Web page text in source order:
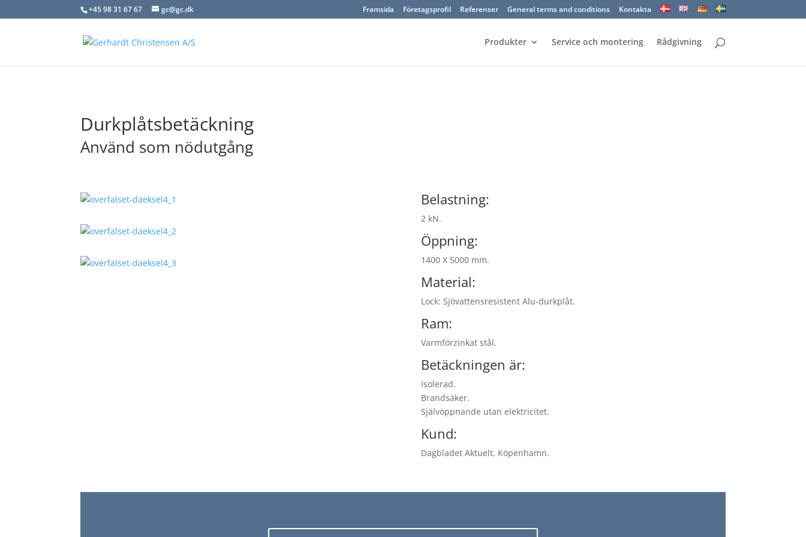
+45 98 31 67 67 gc@gc.dk Framsida Företagsprofil Referenser General terms and conditions Kontakta
Produkter Service och montering Rådgivning
Durkplåtsbetäckning
Använd som nödutgång
Belastning:
2 kN.
Öppning:
1400 X 5000 mm.
Material:
Lock: Sjövattensresistent Alu-durkplåt.
Ram:
Varmförzinkat stål.
Betäckningen är:
Isolerad.
Brandsäker.
Självöppnande utan elektricitet.
Kund:
Dagbladet Aktuelt, Köpenhamn.